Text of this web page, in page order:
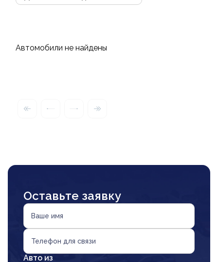
Автомобили не найдены
Оставьте заявку
Ваше имя
Телефон для связи
Авто из